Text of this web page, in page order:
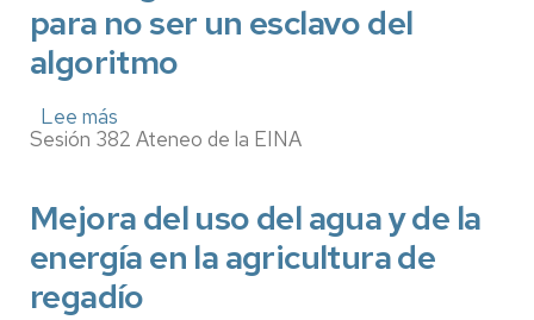
actuales
y
estratégicos
para no ser un esclavo del
algoritmo
Lee más
¿Dejarías
en
manos
de
la
inteligencia
Sesión 382 Ateneo de la EINA
Mejora del uso del agua y de la
energía en la agricultura de
regadío